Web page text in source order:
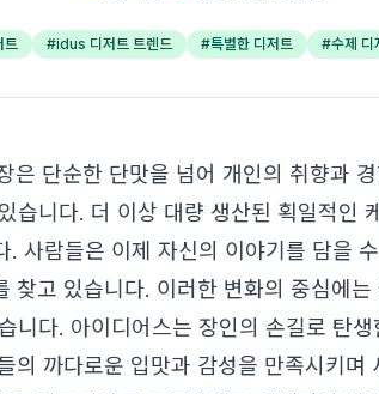
트 #idus 디저트 트렌드 #특별한 디저트 #수제 디
단순한 단맛을 넘어 개인의 취향과
습니다. 더 이상 대량 생산된 획일적인
. 사람들은 이제 자신의 이야기를 담을
찾고 있습니다. 이러한 변화의 중심에
니다. 아이디어스는 장인의 손길로 탄생
의 까다로운 입맛과 감성을 만족시키며